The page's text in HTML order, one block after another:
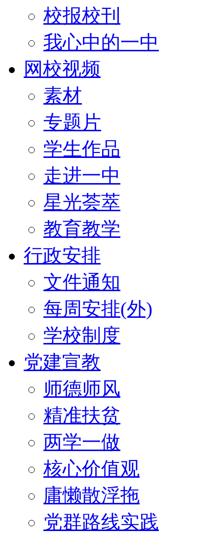
校报校刊
我心中的一中
网校视频
素材
专题片
学生作品
走进一中
星光荟萃
教育教学
行政安排
文件通知
每周安排(外)
学校制度
党建宣教
师德师风
精准扶贫
两学一做
核心价值观
庸懒散浮拖
党群路线实践